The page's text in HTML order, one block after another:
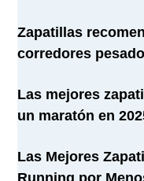
Zapatillas
corredores
Las mejores
un maratón en
Las Mejores
Running por